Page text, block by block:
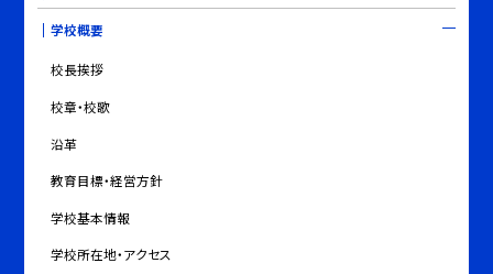
学校概要
校長挨拶
校章・校歌
沿革
教育目標・経営方針
学校基本情報
学校所在地・アクセス